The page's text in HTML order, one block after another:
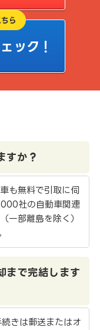
ら
ック！
すか？
も無料で引取に伺
社の自動車関連
一部離島を除く）
まで完結します
きは郵送またはオ